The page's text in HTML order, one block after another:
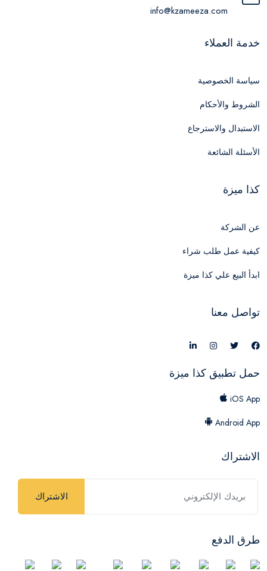
info@kzameeza.com
خدمة العملاء
سياسة الخصوصية
الشروط والأحكام
الاستبدال والاسترجاع
الأسئلة الشائعة
كذا ميزة
عن الشركة
كيفية عمل طلب شراء
ابدأ البيع علي كذا ميزة
تواصل معنا
حمل تطبيق كذا ميزة
iOS App
Android App
الاشتراك
الاشتراك
طرق الدفع